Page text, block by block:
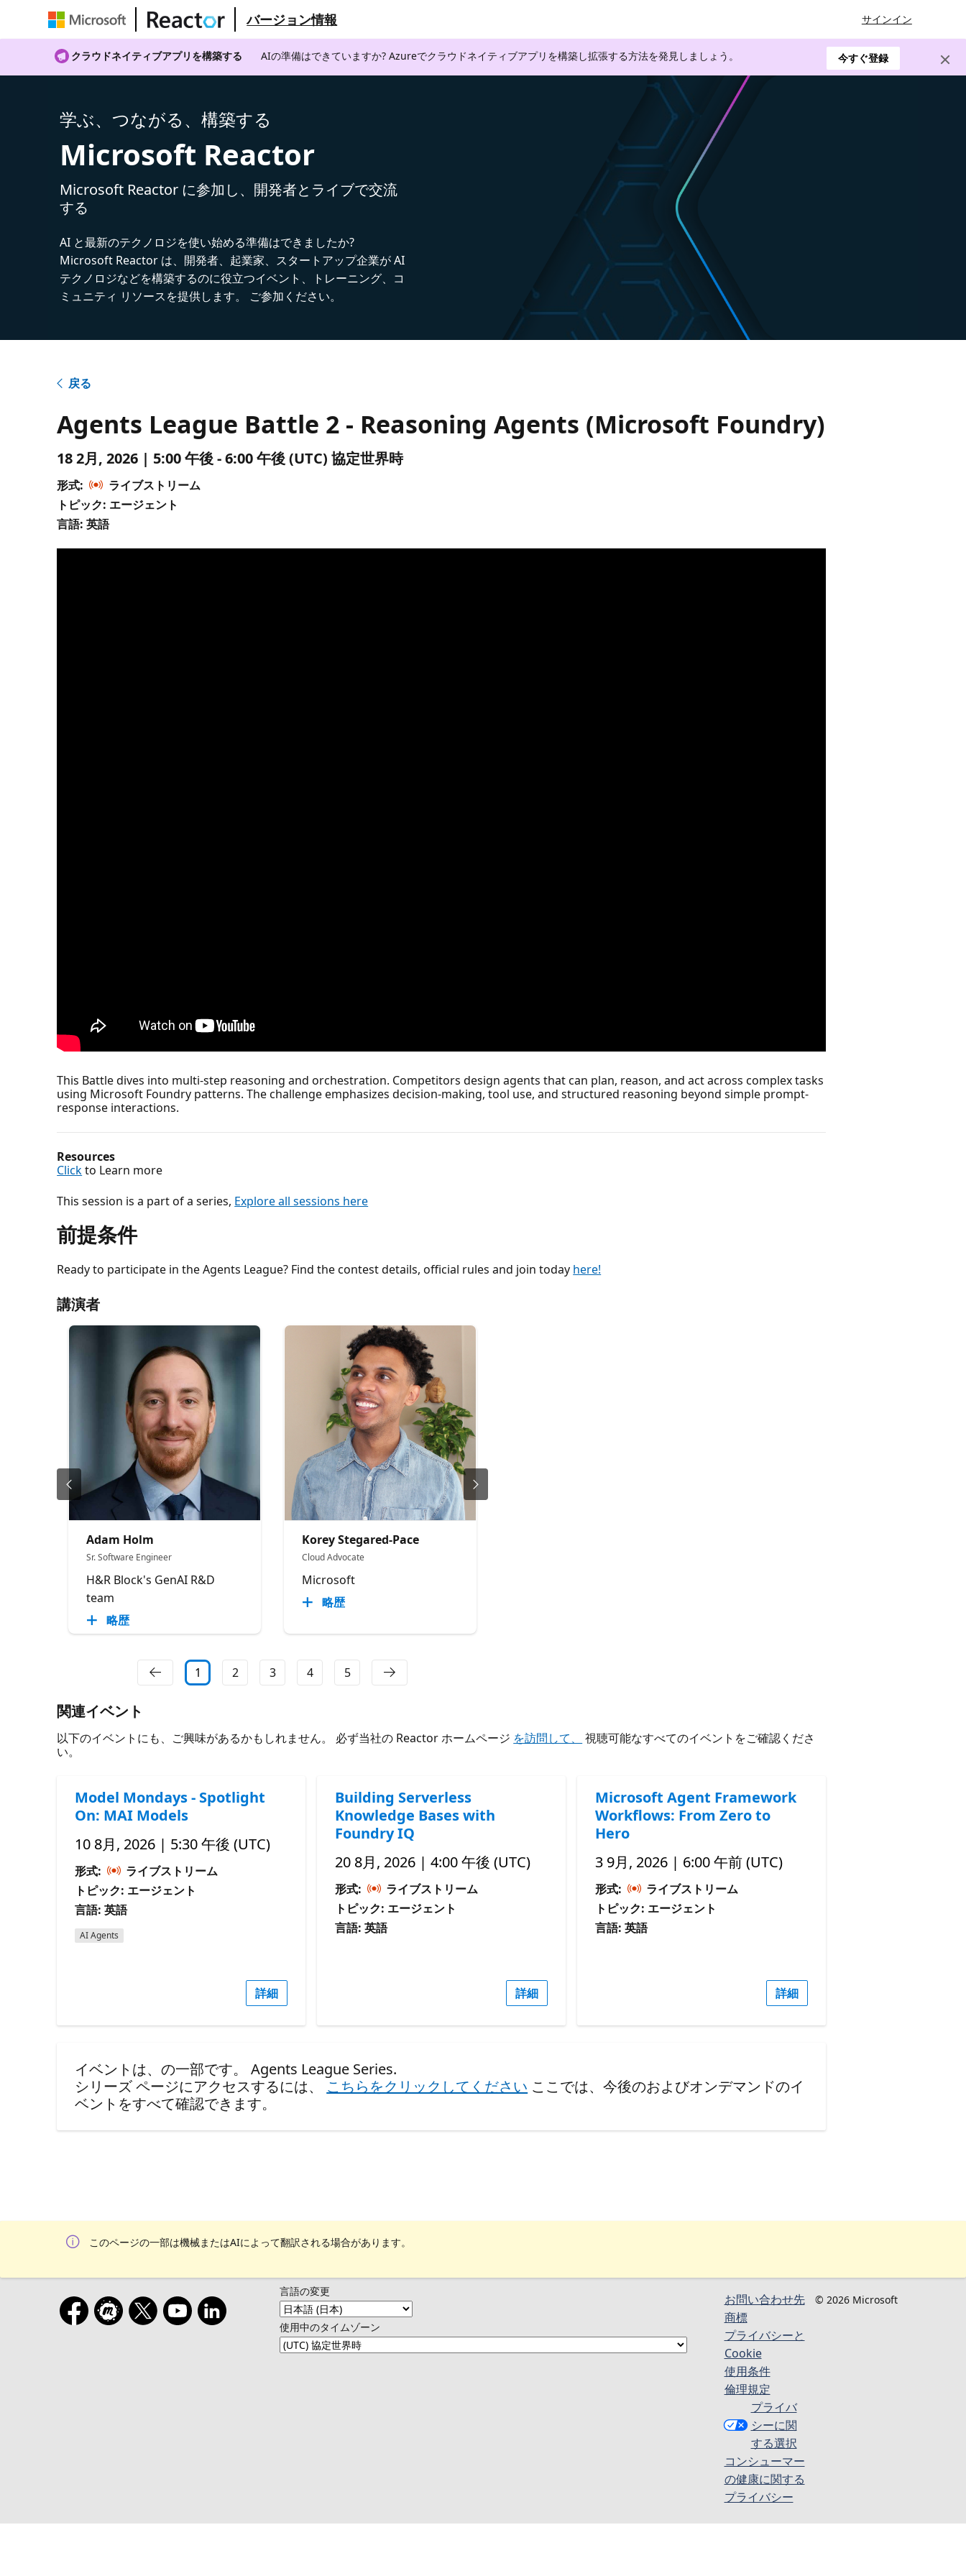
バージョン情報 サインイン
クラウドネイティブアプリを構築する AIの準備はできていますか? Azureでクラウドネイティブアプリを構築し拡張する方法を発見しましょう。 今すぐ登録
学ぶ、つながる、構築する
Microsoft Reactor
Microsoft Reactor に参加し、開発者とライブで交流
する
AI と最新のテクノロジを使い始める準備はできましたか?
Microsoft Reactor は、開発者、起業家、スタートアップ企業が AI
テクノロジなどを構築するのに役立つイベント、トレーニング、コ
ミュニティ リソースを提供します。 ご参加ください。
戻る
Agents League Battle 2 - Reasoning Agents (Microsoft Foundry)
18 2月, 2026 | 5:00 午後 - 6:00 午後 (UTC) 協定世界時
形式:
ライブストリーム
トピック: エージェント
言語: 英語
This Battle dives into multi-step reasoning and orchestration. Competitors design agents that can plan, reason, and act across complex tasks
using Microsoft Foundry patterns. The challenge emphasizes decision-making, tool use, and structured reasoning beyond simple prompt-
response interactions.
Resources
Clickto Learn more
This session is a part of a series, Explore all sessions here
前提条件
Ready to participate in the Agents League? Find the contest details, official rules and join today here!
講演者
Adam Holm
Sr. Software Engineer
H&R Block's GenAI R&D
team
略歴
Korey Stegared-Pace
Cloud Advocate
Microsoft
略歴
1 2 3 4 5
関連イベント
以下のイベントにも、ご興味があるかもしれません。 必ず当社の Reactor ホームページ を訪問して、
視聴可能なすべてのイベントをご確認くださ
い。
Model Mondays - Spotlight
On: MAI Models
10 8月, 2026 | 5:30 午後 (UTC)
形式:
ライブストリーム
トピック: エージェント
言語: 英語
AI Agents
詳細
Building Serverless
Knowledge Bases with
Foundry IQ
20 8月, 2026 | 4:00 午後 (UTC)
形式:
ライブストリーム
トピック: エージェント
言語: 英語
詳細
Microsoft Agent Framework
Workflows: From Zero to
Hero
3 9月, 2026 | 6:00 午前 (UTC)
形式:
ライブストリーム
トピック: エージェント
言語: 英語
詳細
イベントは、の一部です。 Agents League Series.
シリーズ ページにアクセスするには、 こちらをクリックしてください ここでは、今後のおよびオンデマンドのイ
ベントをすべて確認できます。
このページの一部は機械またはAIによって翻訳される場合があります。
言語の変更
使用中のタイムゾーン
お問い合わせ先
商標
プライバシーと
Cookie
使用条件
倫理規定
プライバ
シーに関
する選択
コンシューマー
の健康に関する
プライバシー
© 2026 Microsoft